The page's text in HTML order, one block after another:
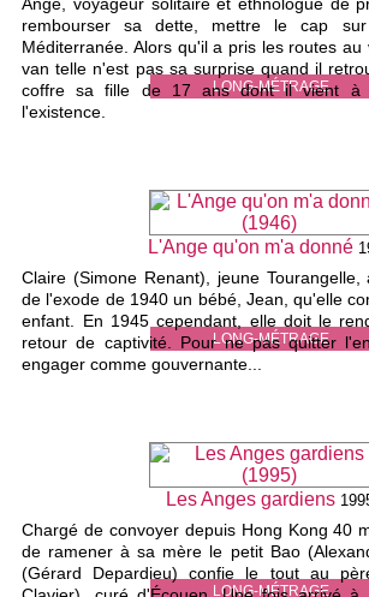
LONG-MÉTRAGE
rembourser sa dette, mettre le cap
Méditerranée. Alors qu'il a pris les routes au
van telle n'est pas sa surprise quand il
coffre sa fille de 17 ans dont il vient à
l'existence.
LONG-MÉTRAGE
L'Ange qu'on m'a donné
Claire (Simone Renant), jeune
de l'exode de 1940 un bébé, Jean, qu'elle
enfant. En 1945 cependant, elle doit le
retour de captivité. Pour ne pas quitter
engager comme gouvernante...
LONG-MÉTRAGE
Les Anges gardiens
Chargé de convoyer depuis Hong Kong 40
de ramener à sa mère le petit Bao
(Gérard Depardieu) confie le tout au